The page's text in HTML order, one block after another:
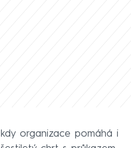
organizace pomáhá i